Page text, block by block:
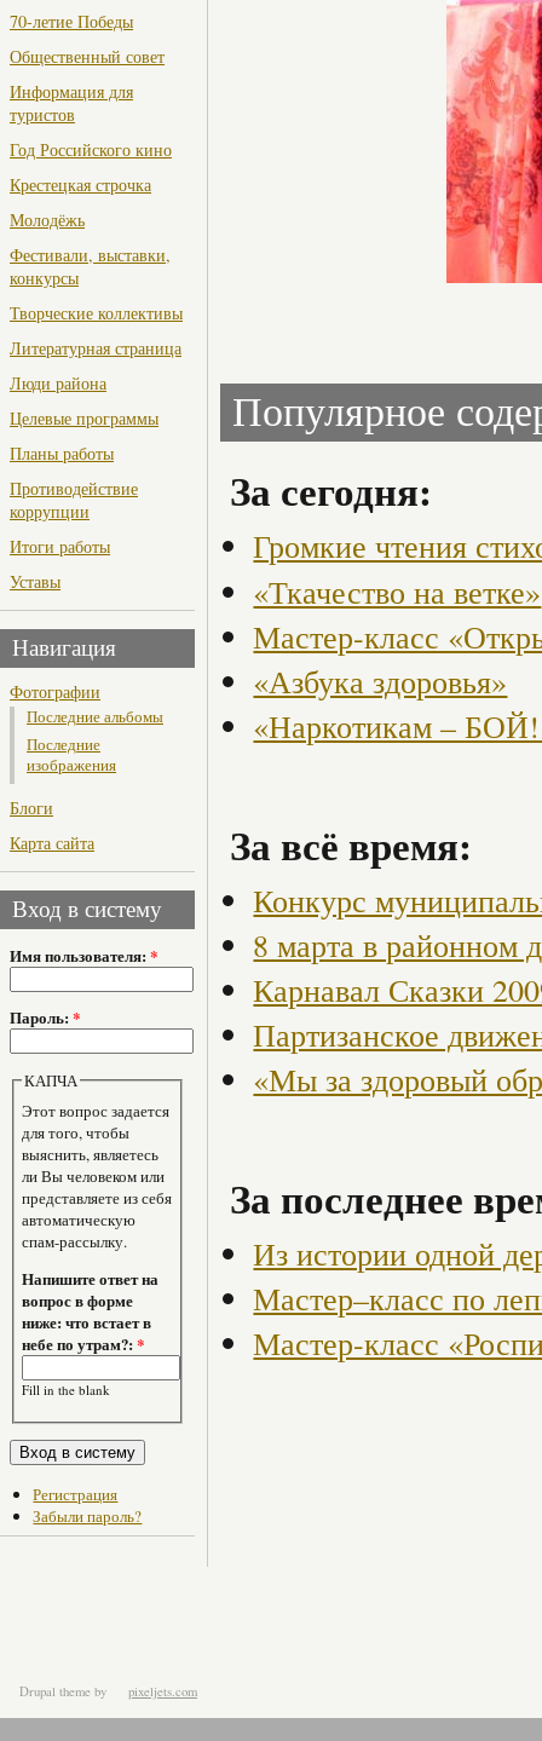
70-летие Победы
Общественный совет
Информация для
туристов
Год Российского кино
Крестецкая строчка
Молодёжь
Фестивали, выставки,
конкурсы
Творческие коллективы
Литературная страница
Люди района
Целевые программы
Планы работы
Противодействие
коррупции
Итоги работы
Уставы
Навигация
Фотографии
Последние альбомы
Последние
изображения
Блоги
Карта сайта
Вход в систему
Имя пользователя: *
Пароль: *
КАПЧА
Этот вопрос задается
для того, чтобы
выяснить, являетесь
ли Вы человеком или
представляете из себя
автоматическую
спам-рассылку.
Напишите ответ на
вопрос в форме
ниже: что встает в
небе по утрам?:*
Fill in the blank
Регистрация
Забыли пароль?
Популярное
За сегодня:
Громкие чтения
«Ткачество на ветке»
Мастер-класс
«Азбука здоровья»
«Наркотикам –
За всё время:
Конкурс
8 марта в районном
Карнавал Сказки
Партизанское
«Мы за здоровый
За последнее
Из истории одной
Мастер–класс по
Мастер-класс
Drupal theme by pixeljets.com